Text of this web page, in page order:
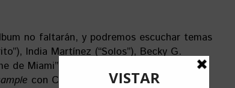
no faltarán, y podremos escuchar temas
India Martínez (“Solos”), Becky G.
de Miami”), Gerardo Ortiz (“Otra botella”),
con Celia Cruz (“Vampiro”).